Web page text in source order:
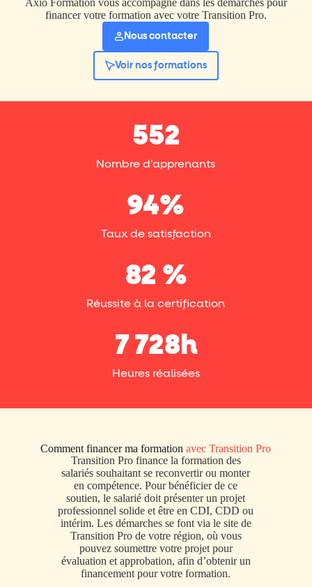
Axio Formation vous accompagne dans les démarches pour
financer votre formation avec votre Transition Pro.
Nous contacter
Voir nos formations
Nombre d’apprenants
552
Taux de satisfaction
94%
Réussite à la certification
82 %
Heures réalisées
7 728 h
Comment financer ma formationavec Transition Pro
Transition Pro finance la formation des
salariés souhaitant se reconvertir ou monter
en compétence. Pour bénéficier de ce
soutien, le salarié doit présenter un projet
professionnel solide et être en CDI, CDD ou
intérim. Les démarches se font via le site de
Transition Pro de votre région, où vous
pouvez soumettre votre projet pour
évaluation et approbation, afin d’obtenir un
financement pour votre formation.